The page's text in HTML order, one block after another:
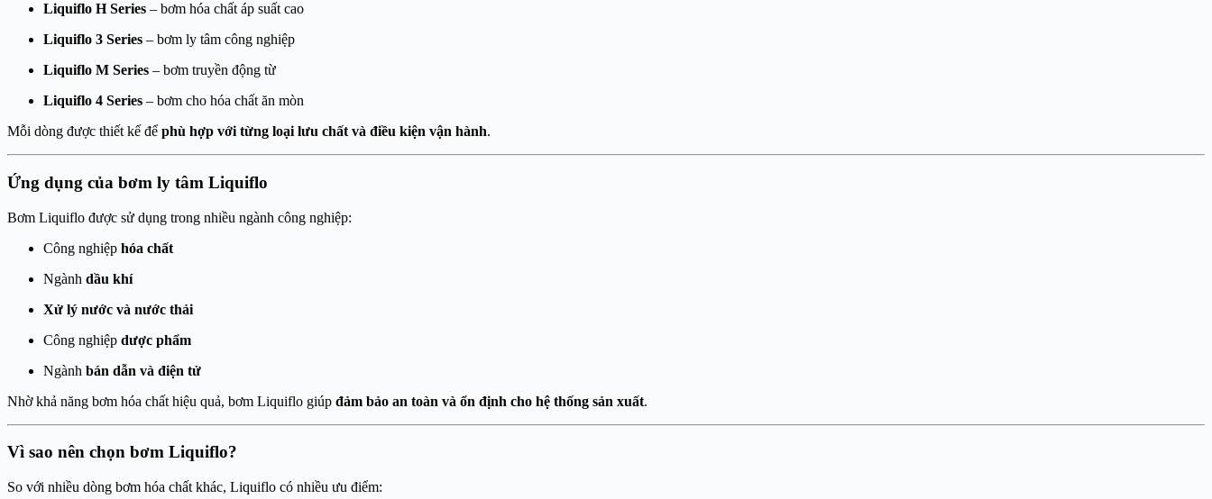
Liquiflo H Series – bơm hóa chất áp suất cao
Liquiflo 3 Series – bơm ly tâm công nghiệp
Liquiflo M Series – bơm truyền động từ
Liquiflo 4 Series – bơm cho hóa chất ăn mòn
Mỗi dòng được thiết kế để phù hợp với từng loại lưu chất và điều kiện vận hành.
Ứng dụng của bơm ly tâm Liquiflo
Bơm Liquiflo được sử dụng trong nhiều ngành công nghiệp:
Công nghiệp hóa chất
Ngành dầu khí
Xử lý nước và nước thải
Công nghiệp dược phẩm
Ngành bán dẫn và điện tử
Nhờ khả năng bơm hóa chất hiệu quả, bơm Liquiflo giúp đảm bảo an toàn và ổn định cho hệ thống sản xuất.
Vì sao nên chọn bơm Liquiflo?
So với nhiều dòng bơm hóa chất khác, Liquiflo có nhiều ưu điểm: